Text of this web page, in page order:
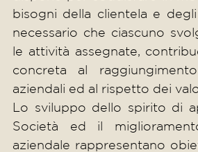
bisogni della clientela e
necessario che ciascuno
le attività assegnate,
concreta al
aziendali ed al rispetto dei
Lo sviluppo dello spirito di
Società ed il
aziendale rappresentano